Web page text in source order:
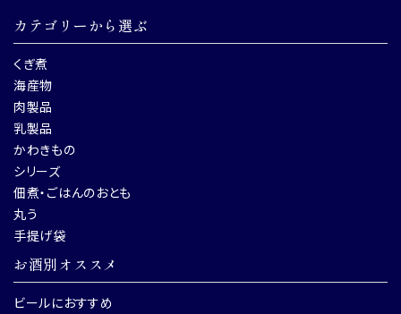
カテゴリーから選ぶ
くぎ煮
海産物
肉製品
乳製品
かわきもの
シリーズ
佃煮・ごはんのおとも
丸う
手提げ袋
お酒別オススメ
ビールにおすすめ